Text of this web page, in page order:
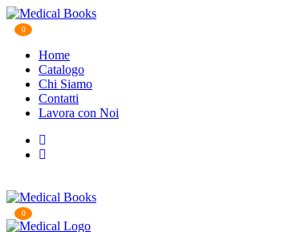
0
Home
Catalogo
Chi Siamo
Contatti
Lavora con Noi
0